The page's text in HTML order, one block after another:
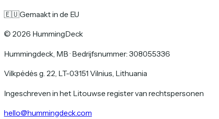
🇪🇺Gemaakt in de EU
© 2026 HummingDeck
Hummingdeck, MB · Bedrijfsnummer: 308055336
Vilkpėdės g. 22, LT-03151 Vilnius, Lithuania
Ingeschreven in het Litouwse register van rechtspersonen
hello@hummingdeck.com